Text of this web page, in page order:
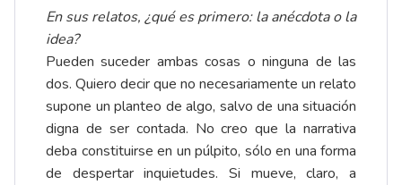
En sus relatos, ¿qué es primero: la anécdota o la
idea?
Pueden suceder ambas cosas o ninguna de las
dos. Quiero decir que no necesariamente un relato
supone un planteo de algo, salvo de una situación
digna de ser contada. No creo que la narrativa
deba constituirse en un púlpito, sólo en una forma
de despertar inquietudes. Si mueve, claro, a